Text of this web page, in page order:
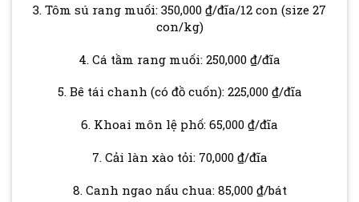
3. Tôm sú rang muối: 350,000 ₫/đĩa/12 con (size 27
con/kg)
4. Cá tầm rang muối: 250,000 ₫/đĩa
5. Bê tái chanh (có đồ cuốn): 225,000 ₫/đĩa
6. Khoai môn lệ phố: 65,000 ₫/đĩa
7. Cải làn xào tỏi: 70,000 ₫/đĩa
8. Canh ngao nấu chua: 85,000 ₫/bát